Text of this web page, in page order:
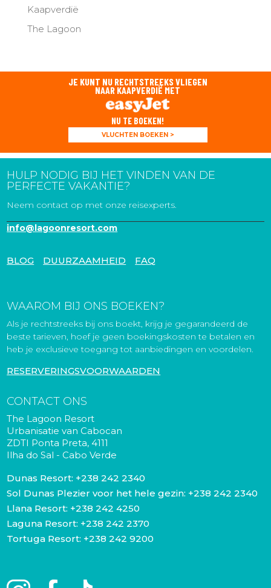
Kaapverdië
The Lagoon
JE KUNT NU RECHTSTREEKS VLIEGEN
NAAR KAAPVERDIË MET
NU TE BOEKEN!
VLUCHTEN BOEKEN >
HULP NODIG BIJ HET VINDEN VAN DE
PERFECTE VAKANTIE?
Neem contact op met onze reisexperts.
info@lagoonresort.com
BLOG DUURZAAMHEID FAQ
WAAROM BIJ ONS BOEKEN?
Als je rechtstreeks bij ons boekt, krijg je gegarandeerd de
beste tarieven, hoef je geen boekingskosten te betalen en
heb je exclusieve toegang tot aanbiedingen en voordelen.
RESERVERINGSVOORWAARDEN
CONTACT ONS
The Lagoon Resort
Urbanisatie van Cabocan
ZDTI Ponta Preta, 4111
Ilha do Sal - Cabo Verde
Dunas Resort: +238 242 2340
Sol Dunas Plezier voor het hele gezin: +238 242 2340
Llana Resort: +238 242 4250
Laguna Resort: +238 242 2370
Tortuga Resort: +238 242 9200